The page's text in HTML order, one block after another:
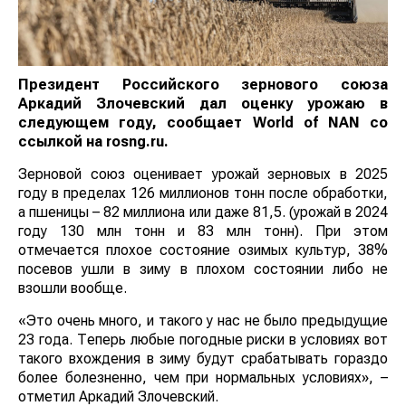
Президент Российского зернового союза Аркадий
Злочевский дал оценку урожаю в следующем
году, сообщает World of NAN со ссылкой на
rosng.ru.
Зерновой союз оценивает урожай зерновых в 2025
году в пределах 126 миллионов тонн после обработки,
а пшеницы – 82 миллиона или даже 81,5. (урожай в
2024 году 130 млн тонн и 83 млн тонн). При этом
отмечается плохое состояние озимых культур, 38%
посевов ушли в зиму в плохом состоянии либо не
взошли вообще.
«Это очень много, и такого у нас не было предыдущие
23 года. Теперь любые погодные риски в условиях вот
такого вхождения в зиму будут срабатывать гораздо
более болезненно, чем при нормальных условиях», –
отметил Аркадий Злочевский.